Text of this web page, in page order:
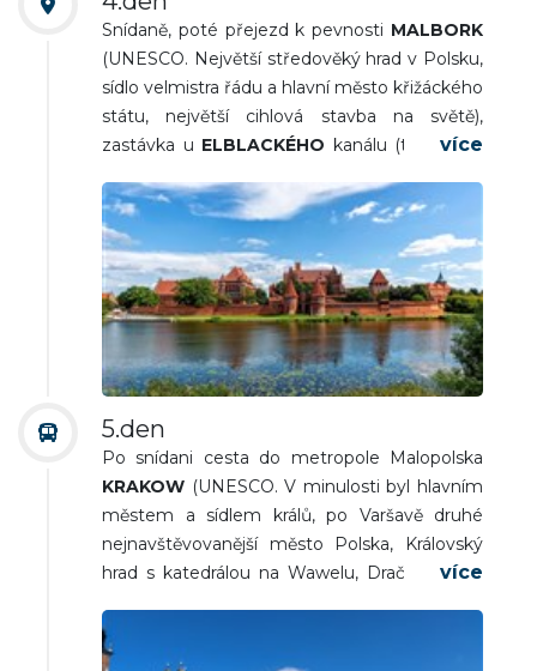
Snídaně, poté přejezd k pevnosti MALBORK
(UNESCO. Největší středověký hrad v Polsku,
sídlo velmistra řádu a hlavní město křižáckého
státu, největší cihlová stavba na světě),
zastávka u ELBLACKÉHO kanálu (technické
vodními toky), dále doWARSZAWY
(UNESCO, hlavní a největší město Polska -
náměstí Starý rynek s měšťanskými domy,
katedrála sv. Jana, staré městské hradby s
barbakanem, královský zámek, Zámecké
náměstí se Zikmundovým sloupem,
Chopinovy lavičky, pomník Adama
Mickiewicze, barokní kostel sv. Kříže se
srdcem Fryderyka Chopina, prezidentský
palác).
Večeře a nocleh.
5.den
Po snídani cesta do metropole Malopolska
KRAKOW (UNESCO. V minulosti byl hlavním
městem a sídlem králů, po Varšavě druhé
nejnavštěvovanější město Polska, Královský
hrad s katedrálou na Wawelu, Dračí jeskyně,
věž staré radnice a velká moderní plastika
duté hlavy, renesanční tržnice Sukiennice,